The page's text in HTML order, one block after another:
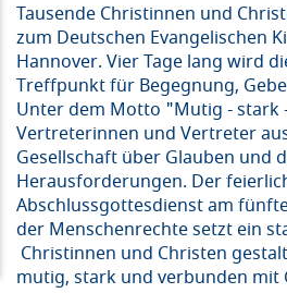
Tausende Christinnen und
zum Deutschen Evangelischen
Hannover. Vier Tage lang wird
Treffpunkt für Begegnung,
Unter dem Motto "Mutig - stark
Vertreterinnen und Vertreter
Gesellschaft über Glauben und
Herausforderungen. Der
Abschlussgottesdienst am
der Menschenrechte setzt ein
Christinnen und Christen
mutig, stark und verbunden mit